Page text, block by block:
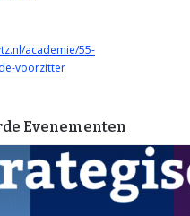
academie/55-
voorzitter
Evenementen